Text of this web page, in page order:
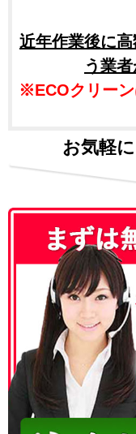
近年作業後に
う業
※ECOクリーン
お気軽